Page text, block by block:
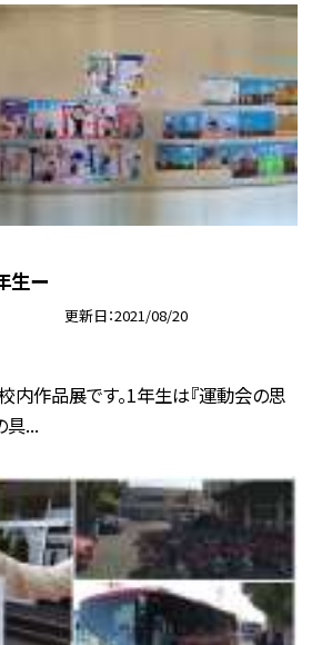
生ー
更新日 2021/08/20
内作品展です。1年生は『運動会の思
具...